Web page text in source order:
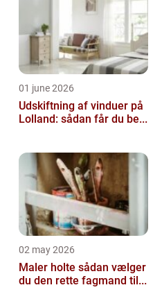
01 june 2026
Udskiftning af vinduer på
Lolland: sådan får du be...
02 may 2026
Maler holte sådan vælger
du den rette fagmand til...